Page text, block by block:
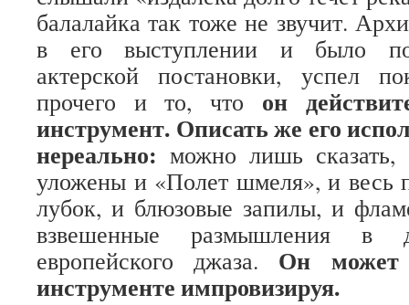
балалайка так тоже не звучит.
в его выступлении и было
актерской постановки, успел
прочего и то, что он
инструмент. Описать же его
нереально:можно лишь
уложены и «Полет шмеля», и весь
лубок, и блюзовые запилы, и
взвешенные размышления в
европейского джаза. Он может
инструменте импровизируя.